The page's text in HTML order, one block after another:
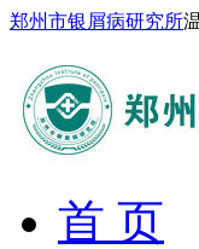
郑州市银屑病研究所
首 页